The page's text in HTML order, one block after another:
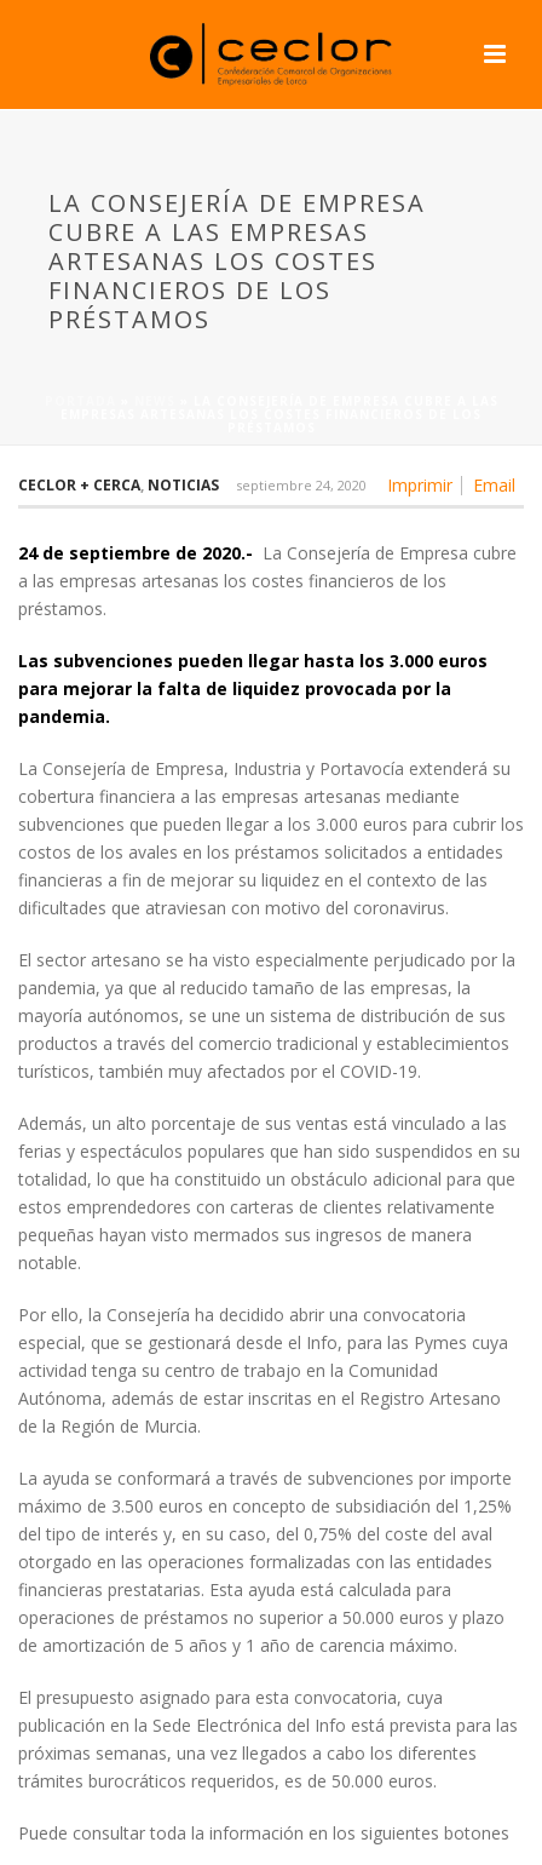
LA CONSEJERÍA DE EMPRESA
CUBRE A LAS EMPRESAS
ARTESANAS LOS COSTES
FINANCIEROS DE LOS
PRÉSTAMOS
Imprimir Email
CECLOR + CERCA, NOTICIAS septiembre 24, 2020
24 de septiembre de 2020.- La Consejería de Empresa cubre
a las empresas artesanas los costes financieros de los
préstamos.
Las subvenciones pueden llegar hasta los 3.000 euros
para mejorar la falta de liquidez provocada por la
pandemia.
La Consejería de Empresa, Industria y Portavocía extenderá su
cobertura financiera a las empresas artesanas mediante
subvenciones que pueden llegar a los 3.000 euros para cubrir los
costos de los avales en los préstamos solicitados a entidades
financieras a fin de mejorar su liquidez en el contexto de las
dificultades que atraviesan con motivo del coronavirus.
El sector artesano se ha visto especialmente perjudicado por la
pandemia, ya que al reducido tamaño de las empresas, la
mayoría autónomos, se une un sistema de distribución de sus
productos a través del comercio tradicional y establecimientos
turísticos, también muy afectados por el COVID-19.
Además, un alto porcentaje de sus ventas está vinculado a las
ferias y espectáculos populares que han sido suspendidos en su
totalidad, lo que ha constituido un obstáculo adicional para que
estos emprendedores con carteras de clientes relativamente
pequeñas hayan visto mermados sus ingresos de manera
notable.
Por ello, la Consejería ha decidido abrir una convocatoria
especial, que se gestionará desde el Info, para las Pymes cuya
actividad tenga su centro de trabajo en la Comunidad
Autónoma, además de estar inscritas en el Registro Artesano
de la Región de Murcia.
La ayuda se conformará a través de subvenciones por importe
máximo de 3.500 euros en concepto de subsidiación del 1,25%
del tipo de interés y, en su caso, del 0,75% del coste del aval
otorgado en las operaciones formalizadas con las entidades
financieras prestatarias. Esta ayuda está calculada para
operaciones de préstamos no superior a 50.000 euros y plazo
de amortización de 5 años y 1 año de carencia máximo.
El presupuesto asignado para esta convocatoria, cuya
publicación en la Sede Electrónica del Info está prevista para las
próximas semanas, una vez llegados a cabo los diferentes
trámites burocráticos requeridos, es de 50.000 euros.
Puede consultar toda la información en los siguientes botones